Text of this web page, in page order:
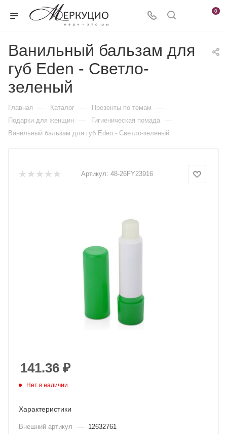
0
Ванильный бальзам для
губ Eden - Светло-
зеленый
Главная — Каталог — Презенты по темам —
Подарки для женщин — Гигиеническая помада —
Ванильный бальзам для губ Eden - Светло-зеленый
Артикул: 48-26FY23916
141.36 ₽
Нет в наличии
Характеристики
Внешний артикул —
12632761